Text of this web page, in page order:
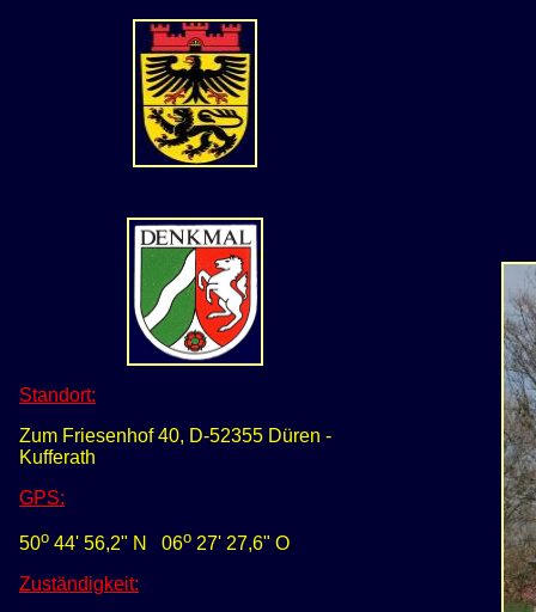
Standort:
Zum Friesenhof 40, D-52355 Düren -
Kufferath
GPS:
50o 44' 56,2" N 06o 27' 27,6" O
Zuständigkeit: